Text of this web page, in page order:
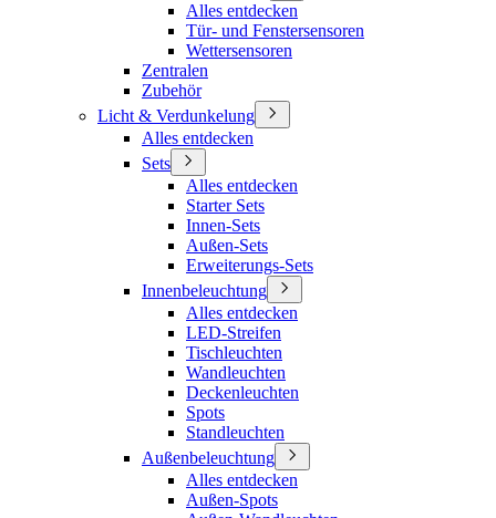
Alles entdecken
Tür- und Fenstersensoren
Wettersensoren
Zentralen
Zubehör
Licht & Verdunkelung
Alles entdecken
Sets
Alles entdecken
Starter Sets
Innen-Sets
Außen-Sets
Erweiterungs-Sets
Innenbeleuchtung
Alles entdecken
LED-Streifen
Tischleuchten
Wandleuchten
Deckenleuchten
Spots
Standleuchten
Außenbeleuchtung
Alles entdecken
Außen-Spots